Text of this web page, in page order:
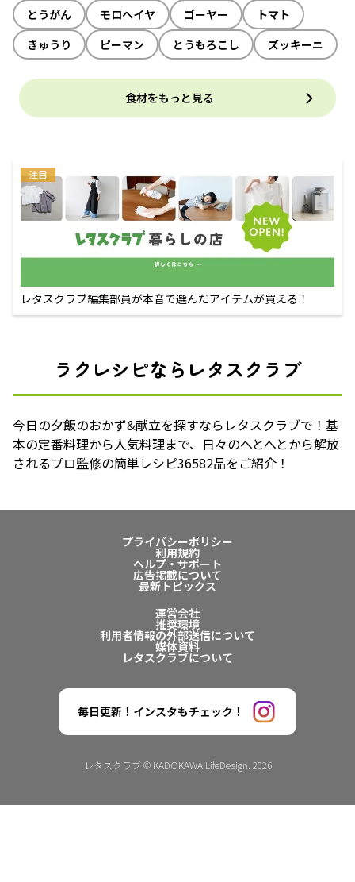
とうがん モロヘイヤ ゴーヤー
トマト
きゅうり
ピーマン とうもろこし ズッキーニ
食材をもっと見る
注目
レタスクラブ編集部員が本音で選んだアイテムが買える！
ラクレシピならレタスクラブ
今日の夕飯のおかず&献立を探すならレタスクラブで！基
本の定番料理から人気料理まで、日々のへとへとから解放
されるプロ監修の簡単レシピ36582品をご紹介！
プライバシーポリシー
利用規約
ヘルプ・サポート
広告掲載について
最新トピックス
運営会社
推奨環境
利用者情報の外部送信について
媒体資料
レタスクラブについて
毎日更新！インスタもチェック！
レタスクラブ © KADOKAWA LifeDesign. 2026